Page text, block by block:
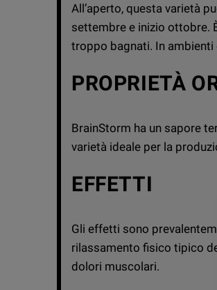
All’aperto, questa varietà
settembre e inizio ottobre.
troppo bagnati. In
PROPRIETÀ
BrainStorm ha un sapore
varietà ideale per la
EFFETTI
Gli effetti sono
rilassamento fisico tipico
dolori muscolari.